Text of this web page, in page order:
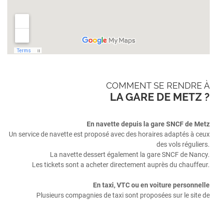
COMMENT SE RENDRE À
LA GARE DE METZ ?
En navette depuis la gare SNCF de Metz
Un service de navette est proposé avec des horaires adaptés à ceux
des vols réguliers.
La navette dessert également la gare SNCF de Nancy.
Les tickets sont a acheter directement auprès du chauffeur.
En taxi, VTC ou en voiture personnelle
Plusieurs compagnies de taxi sont proposées sur le site de